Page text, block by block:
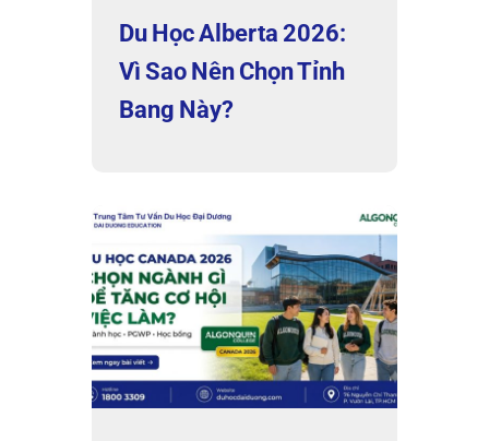
Du Học Alberta 2026:
Vì Sao Nên Chọn Tỉnh
Bang Này?